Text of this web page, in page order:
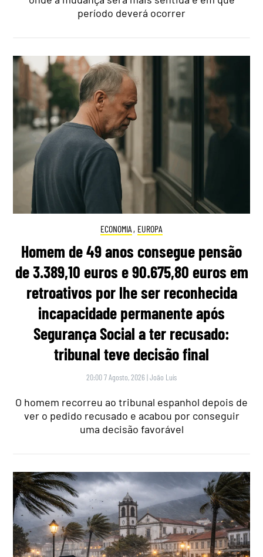
período deverá ocorrer
ECONOMIA , EUROPA
Homem de 49 anos consegue pensão
de 3.389,10 euros e 90.675,80 euros em
retroativos por lhe ser reconhecida
incapacidade permanente após
Segurança Social a ter recusado:
tribunal teve decisão final
20:00 7 Agosto, 2026 |João Luís
O homem recorreu ao tribunal espanhol depois de
ver o pedido recusado e acabou por conseguir
uma decisão favorável